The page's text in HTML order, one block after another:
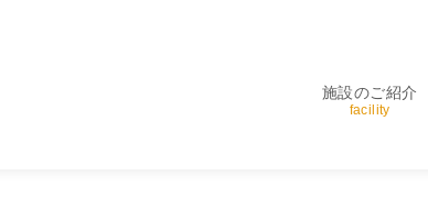
施設のご紹介
facility